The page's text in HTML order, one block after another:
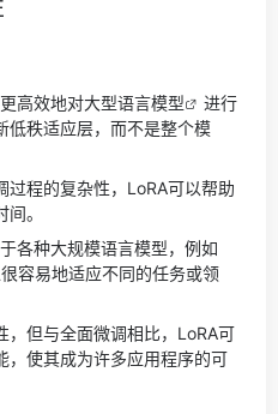
高效地对大型语言模型
进行
低秩适应层，而不是整个模
过程的复杂性，LoRA可以帮助
。
各种大规模语言模型，例如
容易地适应不同的任务或领
，但与全面微调相比，LoRA可
，使其成为许多应用程序的可